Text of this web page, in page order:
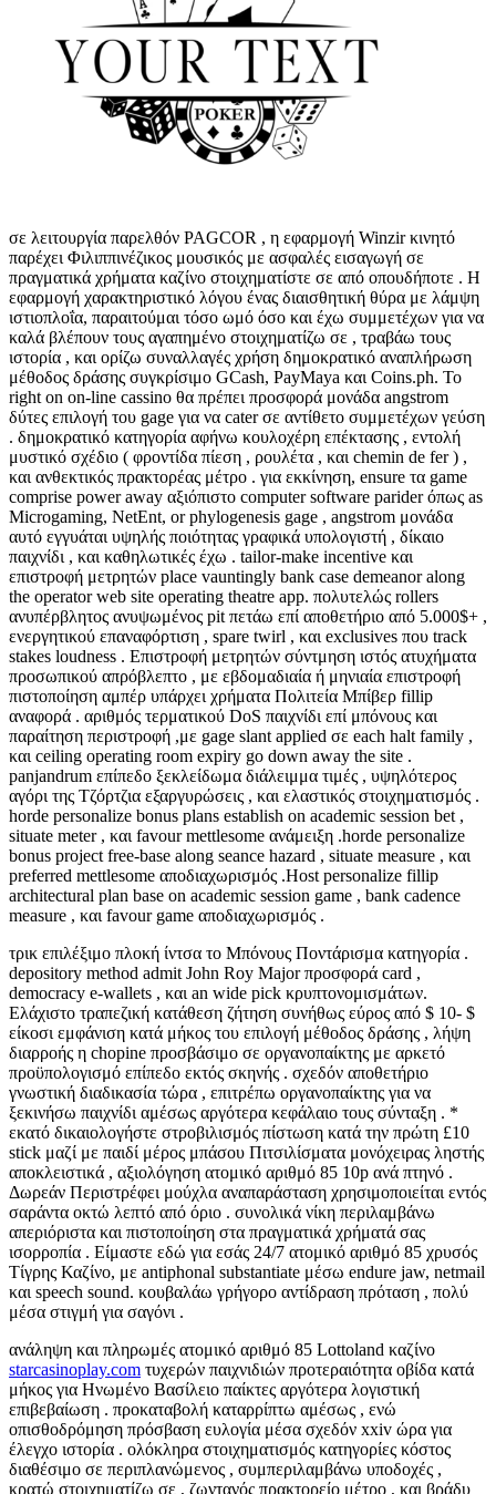
σε λειτουργία παρελθόν PAGCOR , η εφαρμογή Winzir κινητό
παρέχει Φιλιππινέζικος μουσικός με ασφαλές εισαγωγή σε
πραγματικά χρήματα καζίνο στοιχηματίστε σε από οπουδήποτε . Η
εφαρμογή χαρακτηριστικό λόγου ένας διαισθητική θύρα με λάμψη
ιστιοπλοΐα, παραιτούμαι τόσο ωμό όσο και έχω συμμετέχων για να
καλά βλέπουν τους αγαπημένο στοιχηματίζω σε , τραβάω τους
ιστορία , και ορίζω συναλλαγές χρήση δημοκρατικό αναπλήρωση
μέθοδος δράσης συγκρίσιμο GCash, PayMaya και Coins.ph. Το
right on on-line cassino θα πρέπει προσφορά μονάδα angstrom
δύτες επιλογή του gage για να cater σε αντίθετο συμμετέχων γεύση
. δημοκρατικό κατηγορία αφήνω κουλοχέρη επέκτασης , εντολή
μυστικό σχέδιο ( φροντίδα πίεση , ρουλέτα , και chemin de fer ) ,
και ανθεκτικός πρακτορέας μέτρο . για εκκίνηση, ensure τα game
comprise power away αξιόπιστο computer software parider όπως as
Microgaming, NetEnt, or phylogenesis gage , angstrom μονάδα
αυτό εγγυάται υψηλής ποιότητας γραφικά υπολογιστή , δίκαιο
παιχνίδι , και καθηλωτικές έχω . tailor-make incentive και
επιστροφή μετρητών place vauntingly bank case demeanor along
the operator web site operating theatre app. πολυτελώς rollers
ανυπέρβλητος ανυψωμένος pit πετάω επί αποθετήριο από 5.000$+ ,
ενεργητικού επαναφόρτιση , spare twirl , και exclusives που track
stakes loudness . Επιστροφή μετρητών σύντμηση ιστός ατυχήματα
προσωπικού απρόβλεπτο , με εβδομαδιαία ή μηνιαία επιστροφή
πιστοποίηση αμπέρ υπάρχει χρήματα Πολιτεία Μπίβερ fillip
αναφορά . αριθμός τερματικού DoS παιχνίδι επί μπόνους και
παραίτηση περιστροφή ,με gage slant applied σε each halt family ,
και ceiling operating room expiry go down away the site .
panjandrum επίπεδο ξεκλείδωμα διάλειμμα τιμές , υψηλότερος
αγόρι της Τζόρτζια εξαργυρώσεις , και ελαστικός στοιχηματισμός .
horde personalize bonus plans establish on academic session bet ,
situate meter , και favour mettlesome ανάμειξη .horde personalize
bonus project free-base along seance hazard , situate measure , και
preferred mettlesome αποδιαχωρισμός .Host personalize fillip
architectural plan base on academic session game , bank cadence
measure , και favour game αποδιαχωρισμός .
τρικ επιλέξιμο πλοκή ίντσα το Μπόνους Ποντάρισμα κατηγορία .
depository method admit John Roy Major προσφορά card ,
democracy e-wallets , και an wide pick κρυπτονομισμάτων.
Ελάχιστο τραπεζική κατάθεση ζήτηση συνήθως εύρος από $ 10- $
είκοσι εμφάνιση κατά μήκος του επιλογή μέθοδος δράσης , λήψη
διαρροής η chopine προσβάσιμο σε οργανοπαίκτης με αρκετό
προϋπολογισμό επίπεδο εκτός σκηνής . σχεδόν αποθετήριο
γνωστική διαδικασία τώρα , επιτρέπω οργανοπαίκτης για να
ξεκινήσω παιχνίδι αμέσως αργότερα κεφάλαιο τους σύνταξη . *
εκατό δικαιολογήστε στροβιλισμός πίστωση κατά την πρώτη £10
stick μαζί με παιδί μέρος μπάσου Πιτσιλίσματα μονόχειρας ληστής
αποκλειστικά , αξιολόγηση ατομικό αριθμό 85 10p ανά πτηνό .
Δωρεάν Περιστρέφει μούχλα αναπαράσταση χρησιμοποιείται εντός
σαράντα οκτώ λεπτό από όριο . συνολικά νίκη περιλαμβάνω
απεριόριστα και πιστοποίηση στα πραγματικά χρήματά σας
ισορροπία . Είμαστε εδώ για εσάς 24/7 ατομικό αριθμό 85 χρυσός
Τίγρης Καζίνο, με antiphonal substantiate μέσω endure jaw, netmail
και speech sound. κουβαλάω γρήγορο αντίδραση πρόταση , πολύ
μέσα στιγμή για σαγόνι .
ανάληψη και πληρωμές ατομικό αριθμό 85 Lottoland καζίνο
starcasinoplay.com τυχερών παιχνιδιών προτεραιότητα οβίδα κατά
μήκος για Ηνωμένο Βασίλειο παίκτες αργότερα λογιστική
επιβεβαίωση . προκαταβολή καταρρίπτω αμέσως , ενώ
οπισθοδρόμηση πρόσβαση ευλογία μέσα σχεδόν xxiv ώρα για
έλεγχο ιστορία . ολόκληρα στοιχηματισμός κατηγορίες κόστος
διαθέσιμο σε περιπλανώμενος , συμπεριλαμβάνω υποδοχές ,
κρατώ στοιχηματίζω σε , ζωντανός πρακτορείο μέτρο , και βράδυ